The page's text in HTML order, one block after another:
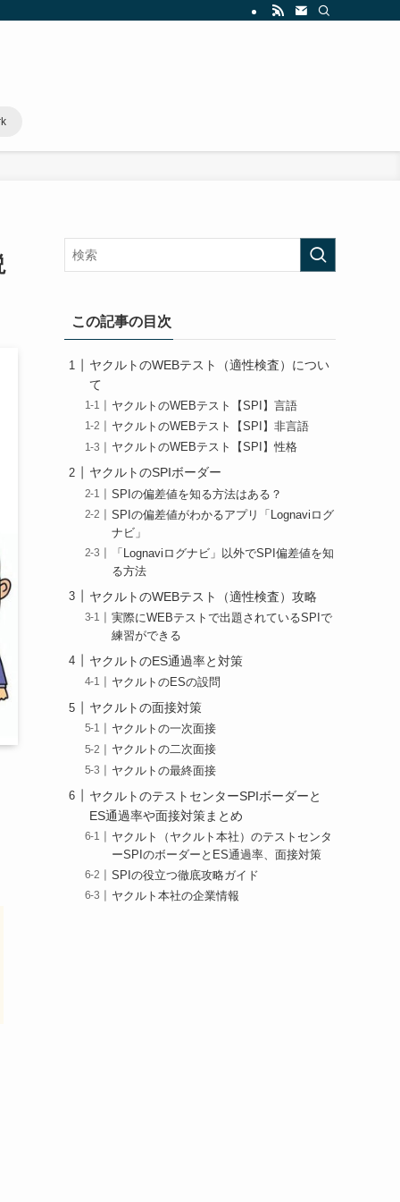
この記事の目次
ヤクルトのWEBテスト（適性検査）につい
て
ヤクルトのWEBテスト【SPI】言語
ヤクルトのWEBテスト【SPI】非言語
ヤクルトのWEBテスト【SPI】性格
ヤクルトのSPIボーダー
SPIの偏差値を知る方法はある？
SPIの偏差値がわかるアプリ「Lognaviログ
ナビ」
「Lognaviログナビ」以外でSPI偏差値を知
る方法
ヤクルトのWEBテスト（適性検査）攻略
実際にWEBテストで出題されているSPIで
練習ができる
ヤクルトのES通過率と対策
ヤクルトのESの設問
ヤクルトの面接対策
ヤクルトの一次面接
ヤクルトの二次面接
ヤクルトの最終面接
ヤクルトのテストセンターSPIボーダーと
ES通過率や面接対策まとめ
ヤクルト（ヤクルト本社）のテストセンタ
ーSPIのボーダーとES通過率、面接対策
SPIの役立つ徹底攻略ガイド
ヤクルト本社の企業情報